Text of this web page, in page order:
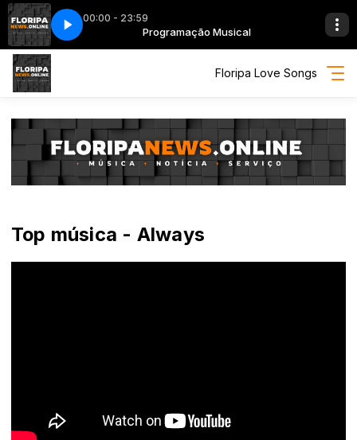
00:00 - 23:59
Programação Musical
português] Toto Lea [legendado português]
Floripa Love Songs
Top música - Always